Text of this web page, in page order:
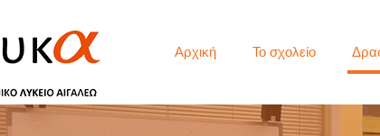
Αρχική Το σχολείο